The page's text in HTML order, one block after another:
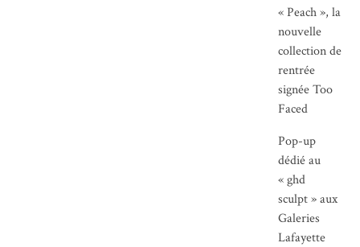
« Peach », la
nouvelle
collection de
rentrée
signée Too
Faced
Pop-up
dédié au
« ghd
sculpt » aux
Galeries
Lafayette